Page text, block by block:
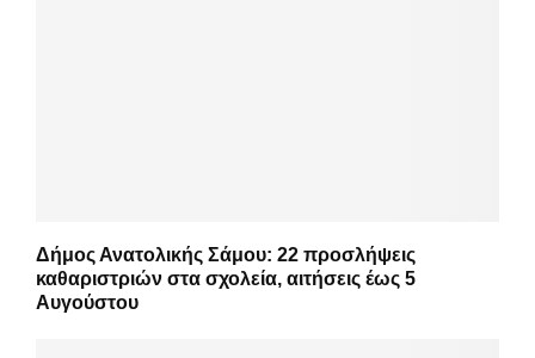
Δήμος Ανατολικής Σάμου: 22 προσλήψεις
καθαριστριών στα σχολεία, αιτήσεις έως 5
Αυγούστου